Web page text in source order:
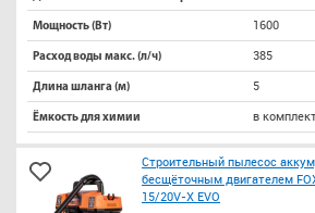
Мощность (Вт) 1600
Расход воды макс. (л/ч) 385
Длина шланга (м) 5
Ёмкость для химии в
Строительный пылесос
бесщёточным двигателем
15/20V-X EVO